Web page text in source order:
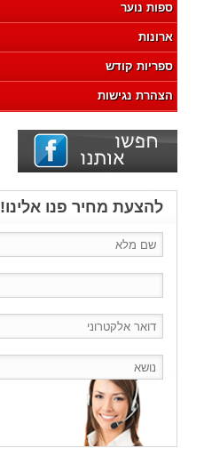
ספות נוער
ארונות
ספריות קודש
הצהרת נגישות
להצעת מחיר פנו אלינו!